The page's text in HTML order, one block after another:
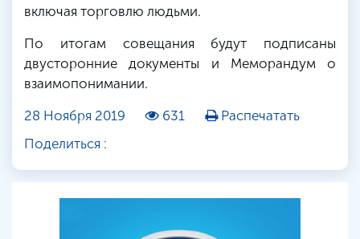
включая торговлю людьми.
По итогам совещания будут подписаны
двусторонние документы и Меморандум о
взаимопонимании.
28 Ноября 2019
631
Распечатать
Поделиться :